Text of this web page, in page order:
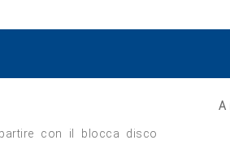
con il blocca disco
A